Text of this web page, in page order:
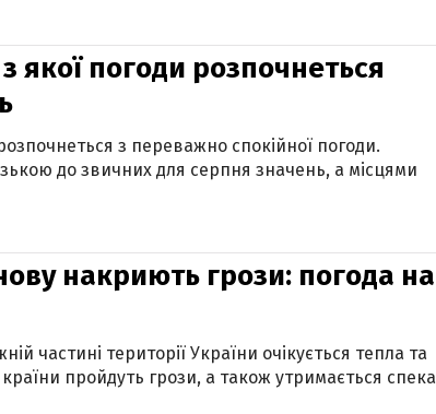
якої погоди розпочнеться
з переважно спокійної погоди.
до звичних для серпня значень, а місцями
накриють грози: погода на
частині території України очікується тепла та
пройдуть грози, а також утримається спека